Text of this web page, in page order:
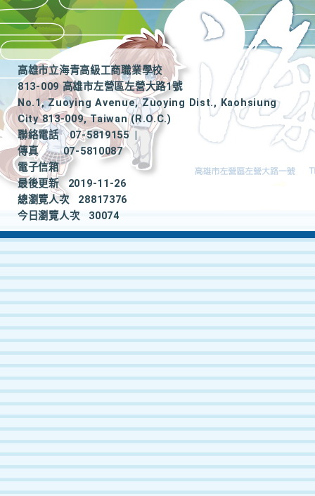
高雄市立海青高級工商職業學校
813-009 高雄市左營區左營大路1號
No.1, Zuoying Avenue, Zuoying Dist., Kaohsiung
City 813-009, Taiwan (R.O.C.)
聯絡電話
07-5819155
|
傳真
07-5810087
電子信箱
最後更新
2019-11-26
總瀏覽人次
28817376
今日瀏覽人次
30074